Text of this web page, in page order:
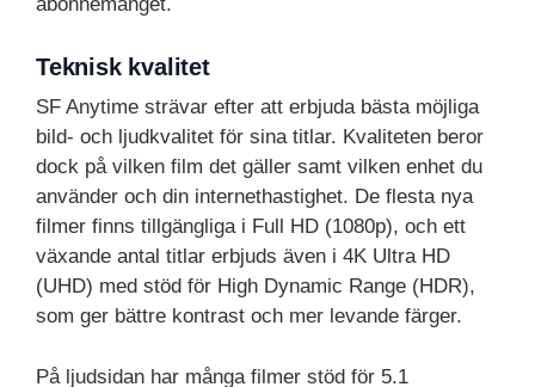
Teknisk kvalitet
SF Anytime strävar efter att erbjuda bästa möjliga
bild- och ljudkvalitet för sina titlar. Kvaliteten beror
dock på vilken film det gäller samt vilken enhet du
använder och din internethastighet. De flesta nya
filmer finns tillgängliga i Full HD (1080p), och ett
växande antal titlar erbjuds även i 4K Ultra HD
(UHD) med stöd för High Dynamic Range (HDR),
som ger bättre kontrast och mer levande färger.
På ljudsidan har många filmer stöd för 5.1